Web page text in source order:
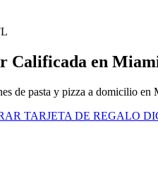
Calificada en
de pasta y pizza a domicilio
TARJETA DE REGALO